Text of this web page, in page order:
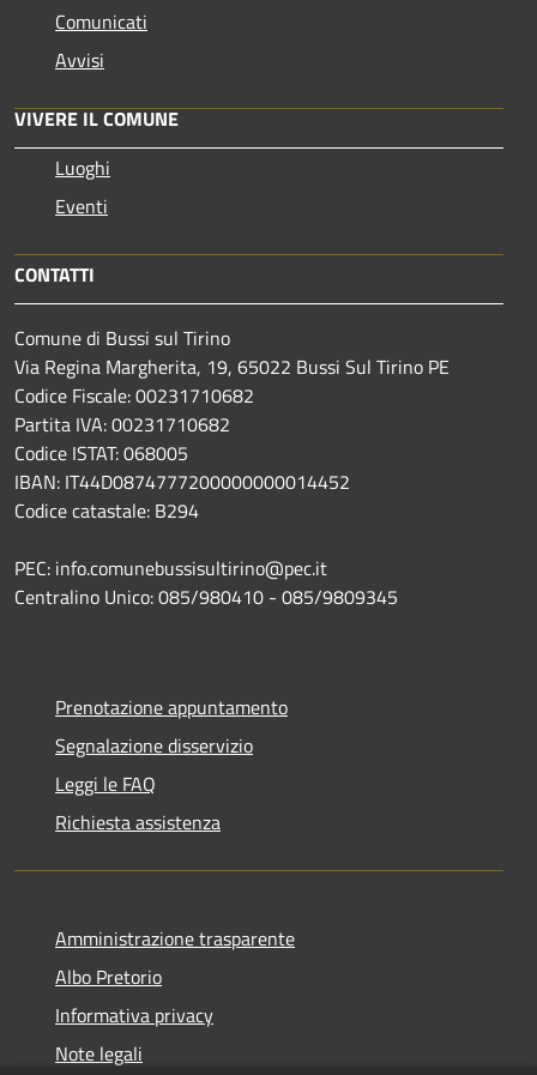
Comunicati
Avvisi
VIVERE IL COMUNE
Luoghi
Eventi
CONTATTI
Comune di Bussi sul Tirino
Via Regina Margherita, 19, 65022 Bussi Sul Tirino PE
Codice Fiscale: 00231710682
Partita IVA: 00231710682
Codice ISTAT: 068005
IBAN: IT44D0874777200000000014452
Codice catastale: B294
PEC: info.comunebussisultirino@pec.it
Centralino Unico: 085/980410 - 085/9809345
Prenotazione appuntamento
Segnalazione disservizio
Leggi le FAQ
Richiesta assistenza
Amministrazione trasparente
Albo Pretorio
Informativa privacy
Note legali